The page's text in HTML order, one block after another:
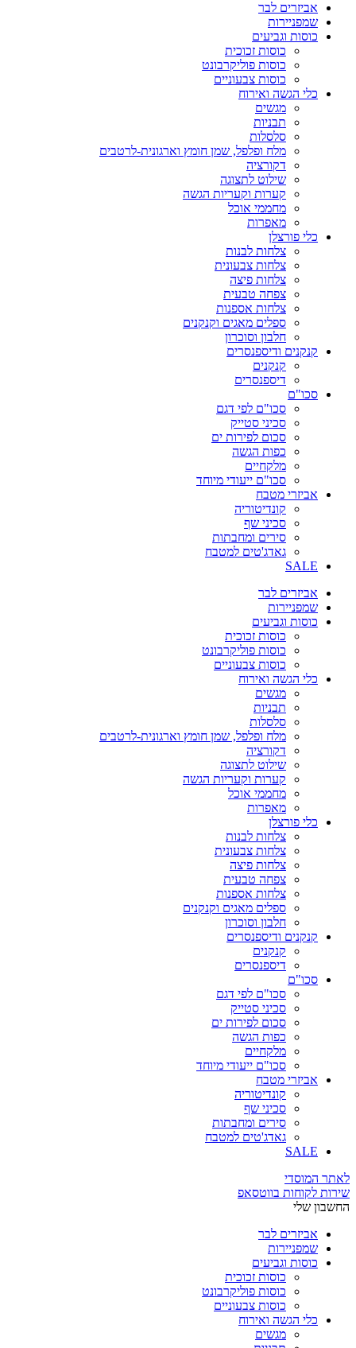
אביזרים לבר
שמפניירות
כוסות וגביעים
כוסות זכוכית
כוסות פוליקרבונט
כוסות צבעוניים
כלי הגשה ואירוח
מגשים
תבניות
סלסלות
מלח ופלפל, שמן חומץ וארגונית-לרטבים
דקורציה
שילוט לתצוגה
קערות וקעריות הגשה
מחממי אוכל
מאפרות
כלי פורצלן
צלחות לבנות
צלחות צבעונית
צלחות פיצה
צפחה טבעית
צלחות אספנות
ספלים מאגים וקנקנים
חלבון וסוכרון
קנקנים ודיספנסרים
קנקנים
דיספנסרים
סכו"ם
סכו"ם לפי דגם
סכיני סטייק
סכום לפירות ים
כפות הגשה
מלקחיים
סכו"ם ייעודי מיוחד
אביזרי מטבח
קונדיטוריה
סכיני שף
סירים ומחבתות
גאדג'טים למטבח
SALE
אביזרים לבר
שמפניירות
כוסות וגביעים
כוסות זכוכית
כוסות פוליקרבונט
כוסות צבעוניים
כלי הגשה ואירוח
מגשים
תבניות
סלסלות
מלח ופלפל, שמן חומץ וארגונית-לרטבים
דקורציה
שילוט לתצוגה
קערות וקעריות הגשה
מחממי אוכל
מאפרות
כלי פורצלן
צלחות לבנות
צלחות צבעונית
צלחות פיצה
צפחה טבעית
צלחות אספנות
ספלים מאגים וקנקנים
חלבון וסוכרון
קנקנים ודיספנסרים
קנקנים
דיספנסרים
סכו"ם
סכו"ם לפי דגם
סכיני סטייק
סכום לפירות ים
כפות הגשה
מלקחיים
סכו"ם ייעודי מיוחד
אביזרי מטבח
קונדיטוריה
סכיני שף
סירים ומחבתות
גאדג'טים למטבח
SALE
לאתר המוסדי
שירות לקוחות בווטסאפ
החשבון שלי
אביזרים לבר
שמפניירות
כוסות וגביעים
כוסות זכוכית
כוסות פוליקרבונט
כוסות צבעוניים
כלי הגשה ואירוח
מגשים